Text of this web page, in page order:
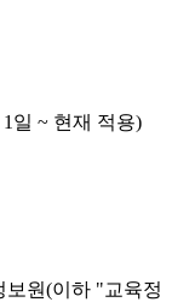
일 ~ 현재 적용)
보원(이하 "교육정